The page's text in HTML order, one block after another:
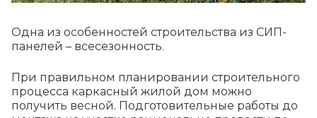
Одна из особенностей строительства из СИП-
панелей – всесезонность.
При правильном планировании строительного
процесса каркасный жилой дом можно
получить весной. Подготовительные работы до